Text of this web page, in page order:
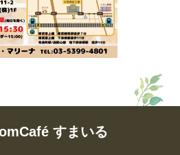
すまいる